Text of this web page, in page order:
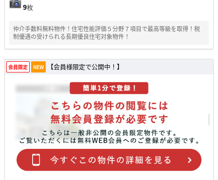
9枚
仲介手数料無料物件！住宅性能評価５分野７項目で最高等級を取得！税
制優遇の受けられる長期優良住宅対象物件！
会員限定 NEW 【会員様限定で公開中！】